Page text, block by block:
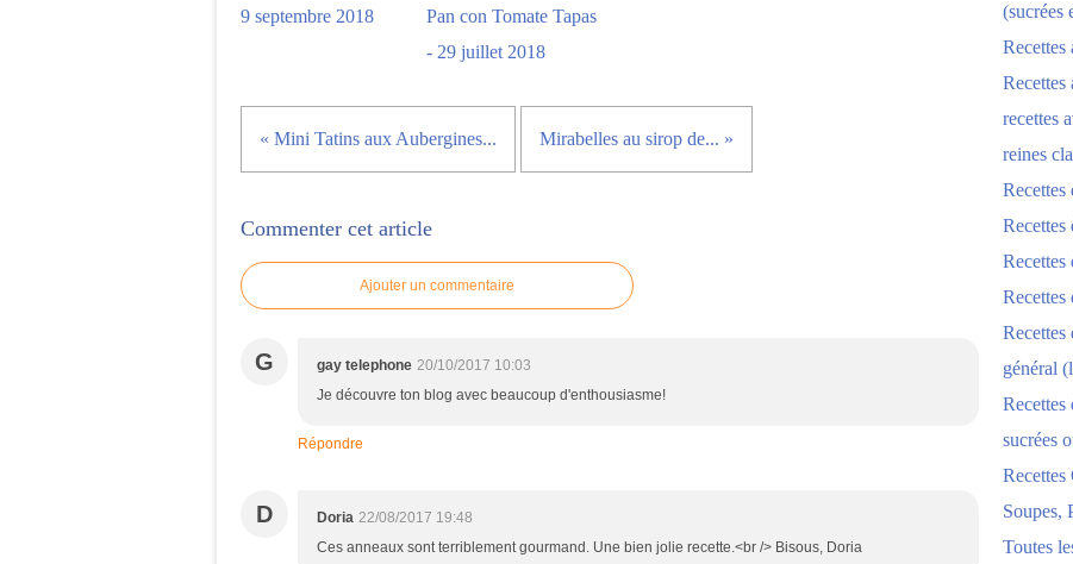
9 septembre 2018
Pan con Tomate Tapas
- 29 juillet 2018
« Mini Tatins aux Aubergines... Mirabelles au sirop de... »
Commenter cet article
Ajouter un commentaire
G gay telephone 20/10/2017 10:03
Je découvre ton blog avec beaucoup d'enthousiasme!
Répondre
D Doria 22/08/2017 19:48
Ces anneaux sont terriblement gourmand. Une bien jolie recette.<br /> Bisous, Doria
(sucrées
Recettes
Recettes
recettes
reines
Recettes
Recettes
Recettes
Recettes
général
Recettes
sucrées
Recettes
Soupes,
Toutes